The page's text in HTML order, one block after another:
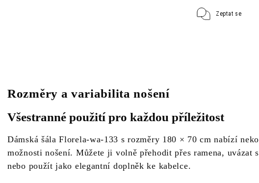
Zeptat se
Rozměry a variabilita nošení
Všestranné použití pro každou příležitost
Dámská šála Florela-wa-133 s rozměry 180 × 70 cm nabízí
možnosti nošení. Můžete ji volně přehodit přes ramena, uvázat
nebo použít jako elegantní doplněk ke kabelce.